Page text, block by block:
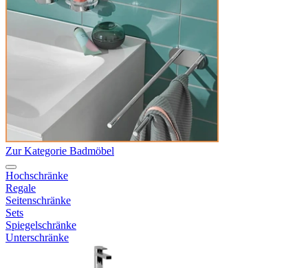
Zur Kategorie Badmöbel
Hochschränke
Regale
Seitenschränke
Sets
Spiegelschränke
Unterschränke